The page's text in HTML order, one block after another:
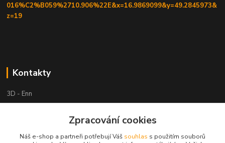
016%C2%B059%2710.906%22E&x=16.9869099&y=49.2845973&
z=19
Kontakty
3D - Enn
+420 605525911Zpracování cookies
Náš e-shop a partneři potřebují Váš souhlas s použitím souborů